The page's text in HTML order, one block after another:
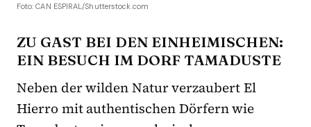
Foto: CAN ESPIRAL/Shutterstock.com
ZU GAST BEI DEN EINHEIMISCHEN:
EIN BESUCH IM DORF TAMADUSTE
Neben der wilden Natur verzaubert El
Hierro mit authentischen Dörfern wie